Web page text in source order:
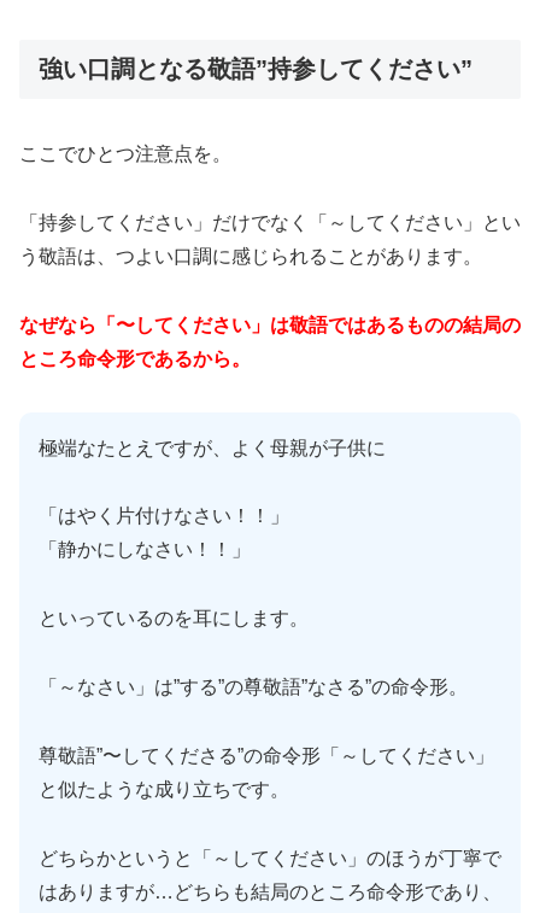
強い口調となる敬語”持参してください”
ここでひとつ注意点を。
「持参してください」だけでなく「～してください」とい
う敬語は、つよい口調に感じられることがあります。
なぜなら「〜してください」は敬語ではあるものの結局の
ところ命令形であるから。
極端なたとえですが、よく母親が子供に
「はやく片付けなさい！！」
「静かにしなさい！！」
といっているのを耳にします。
「～なさい」は”する”の尊敬語”なさる”の命令形。
尊敬語”〜してくださる”の命令形「～してください」
と似たような成り立ちです。
どちらかというと「～してください」のほうが丁寧で
はありますが…どちらも結局のところ命令形であり、